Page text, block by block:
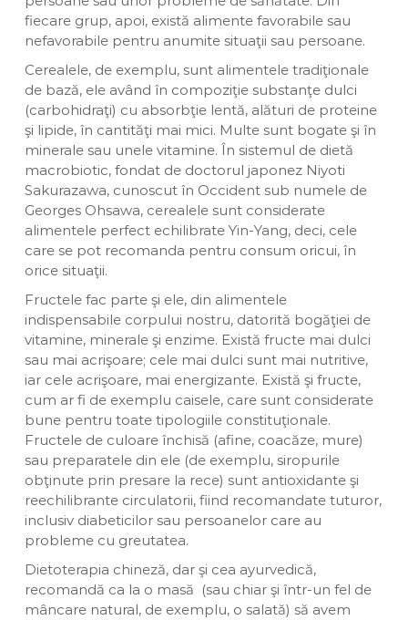
fiecare grup, apoi, există alimente favorabile sau
nefavorabile pentru anumite situaţii sau persoane.
Cerealele, de exemplu, sunt alimentele tradiţionale
de bază, ele având în compoziţie substanţe dulci
(carbohidraţi) cu absorbţie lentă, alături de proteine
şi lipide, în cantităţi mai mici. Multe sunt bogate şi în
minerale sau unele vitamine. În sistemul de dietă
macrobiotic, fondat de doctorul japonez Niyoti
Sakurazawa, cunoscut în Occident sub numele de
Georges Ohsawa, cerealele sunt considerate
alimentele perfect echilibrate Yin-Yang, deci, cele
care se pot recomanda pentru consum oricui, în
orice situaţii.
Fructele fac parte şi ele, din alimentele
indispensabile corpului nostru, datorită bogăţiei de
vitamine, minerale şi enzime. Există fructe mai dulci
sau mai acrişoare; cele mai dulci sunt mai nutritive,
iar cele acrişoare, mai energizante. Există şi fructe,
cum ar fi de exemplu caisele, care sunt considerate
bune pentru toate tipologiile constituţionale.
Fructele de culoare închisă (afine, coacăze, mure)
sau preparatele din ele (de exemplu, siropurile
obţinute prin presare la rece) sunt antioxidante şi
reechilibrante circulatorii, fiind recomandate tuturor,
inclusiv diabeticilor sau persoanelor care au
probleme cu greutatea.
Dietoterapia chineză, dar şi cea ayurvedică,
recomandă ca la o masă (sau chiar şi într-un fel de
mâncare natural, de exemplu, o salată) să avem